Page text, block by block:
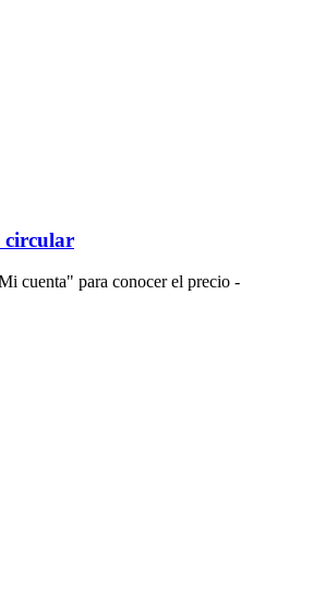
circular
cuenta" para conocer el precio -